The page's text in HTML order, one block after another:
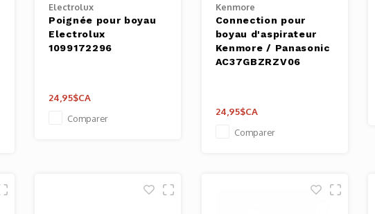
Electrolux
Poignée pour boyau
Electrolux
1099172296
24,95$CA
Comparer
Kenmore
Connection pour
boyau d'aspirateur
Kenmore / Panasonic
AC37GBZRZV06
24,95$CA
Comparer